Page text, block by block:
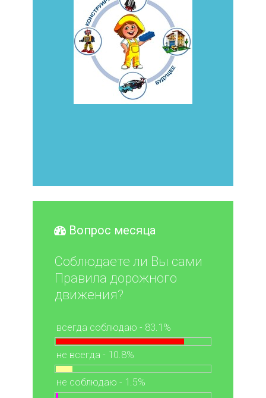
Вопрос месяца
Соблюдаете ли Вы сами
Правила дорожного
движения?
всегда соблюдаю - 83.1%
не всегда - 10.8%
не соблюдаю - 1.5%